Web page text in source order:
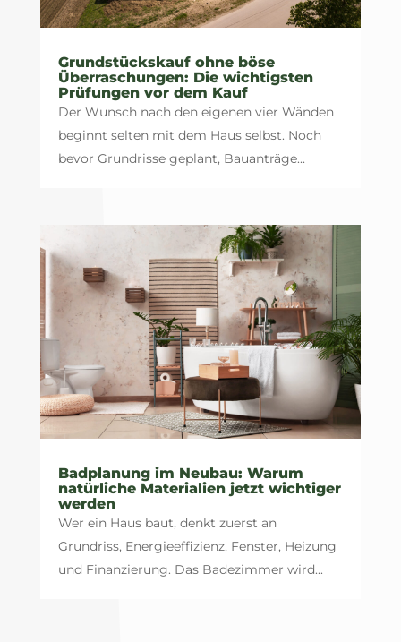
Grundstückskauf ohne böse
Überraschungen: Die wichtigsten
Prüfungen vor dem Kauf
Der Wunsch nach den eigenen vier Wänden
beginnt selten mit dem Haus selbst. Noch
bevor Grundrisse geplant, Bauanträge...
Badplanung im Neubau: Warum
natürliche Materialien jetzt wichtiger
werden
Wer ein Haus baut, denkt zuerst an
Grundriss, Energieeffizienz, Fenster, Heizung
und Finanzierung. Das Badezimmer wird...